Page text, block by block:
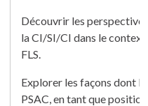
Découvrir les
la CI/SI/CI dans le
FLS.
Explorer les façons dont la
PSAC, en tant que